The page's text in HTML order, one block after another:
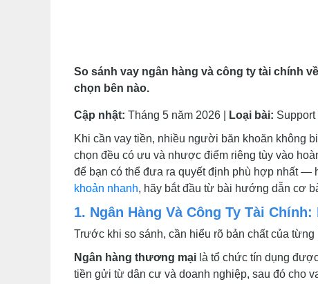
So sánh vay ngân hàng và công ty tài chính
chọn bên nào.
Cập nhật: Tháng 5 năm 2026 | Loại bài: Support
Khi cần vay tiền, nhiều người băn khoăn không
chọn đều có ưu và nhược điểm riêng tùy vào
để bạn có thể đưa ra quyết định phù hợp nhất —
khoản nhanh, hãy bắt đầu từ bài hướng dẫn cơ
1. Ngân Hàng Và Công Ty Tài
Trước khi so sánh, cần hiểu rõ bản chất của từng
Ngân hàng thương mại là tổ chức tín dụng
tiền gửi từ dân cư và doanh nghiệp, sau đó cho